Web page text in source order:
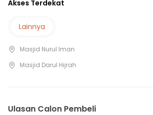
25 Menit ke Gerbang Tol Jatiwarna 2
30 Menit ke Gerbang Tol Cimanggis 4
30 Menit ke Stasiun LRT Harjamukti
Akses Terdekat
Lainnya
Masjid Nurul Iman
Masjid Darul Hijrah
Ulasan Calon Pembeli